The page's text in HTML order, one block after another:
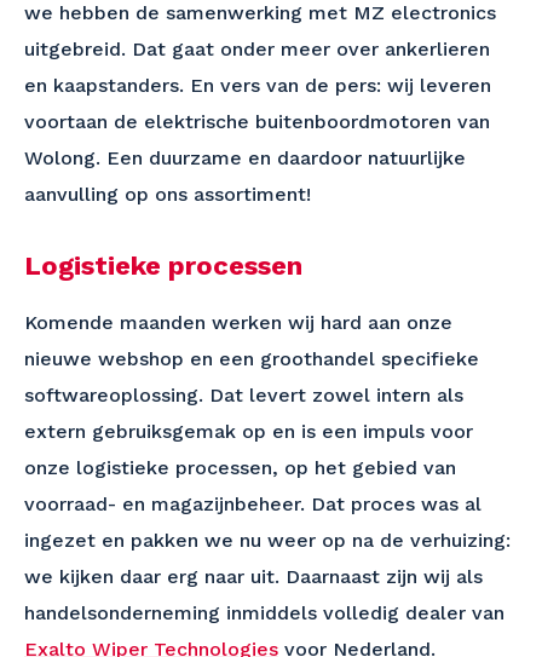
we hebben de samenwerking met MZ electronics
uitgebreid. Dat gaat onder meer over ankerlieren
en kaapstanders. En vers van de pers: wij leveren
voortaan de elektrische buitenboordmotoren van
Wolong. Een duurzame en daardoor natuurlijke
aanvulling op ons assortiment!
Logistieke processen
Komende maanden werken wij hard aan onze
nieuwe webshop en een groothandel specifieke
softwareoplossing. Dat levert zowel intern als
extern gebruiksgemak op en is een impuls voor
onze logistieke processen, op het gebied van
voorraad- en magazijnbeheer. Dat proces was al
ingezet en pakken we nu weer op na de verhuizing:
we kijken daar erg naar uit. Daarnaast zijn wij als
handelsonderneming inmiddels volledig dealer van
Exalto Wiper Technologies voor Nederland.